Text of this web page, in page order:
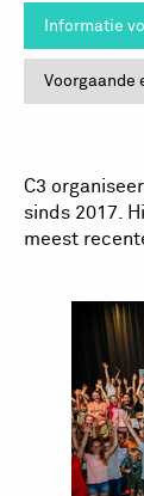
Informatie
Voorgaande
C3
sinds 2017.
meest